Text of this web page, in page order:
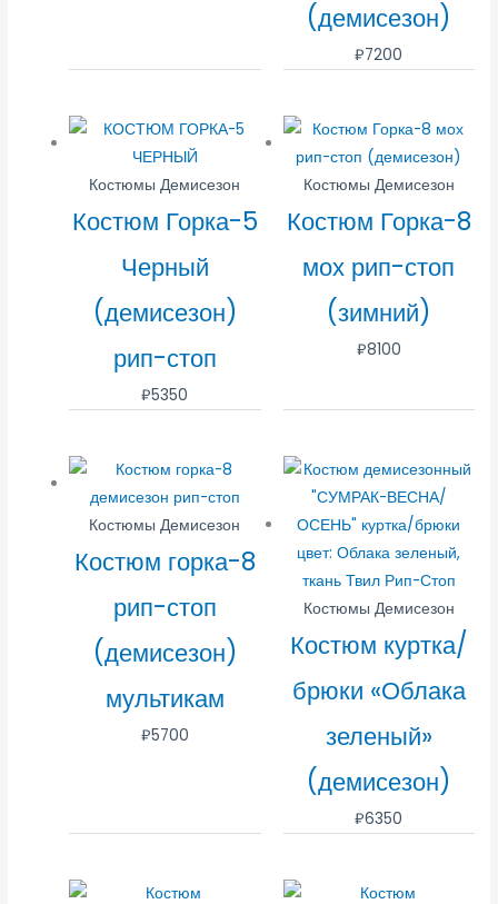
(демисезон)
₽7200
Костюмы Демисезон
Костюм Горка-5
Черный
(демисезон)
рип-стоп
₽5350
Костюмы Демисезон
Костюм Горка-8
мох рип-стоп
(зимний)
₽8100
Костюмы Демисезон
Костюм горка-8
рип-стоп
(демисезон)
мультикам
₽5700
Костюмы Демисезон
Костюм куртка/
брюки «Облака
зеленый»
(демисезон)
₽6350